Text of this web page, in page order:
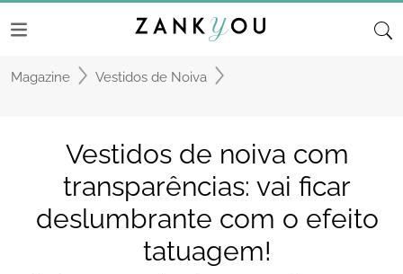
Magazine Vestidos de Noiva
Vestidos de noiva com
transparências: vai ficar
deslumbrante com o efeito
tatuagem!